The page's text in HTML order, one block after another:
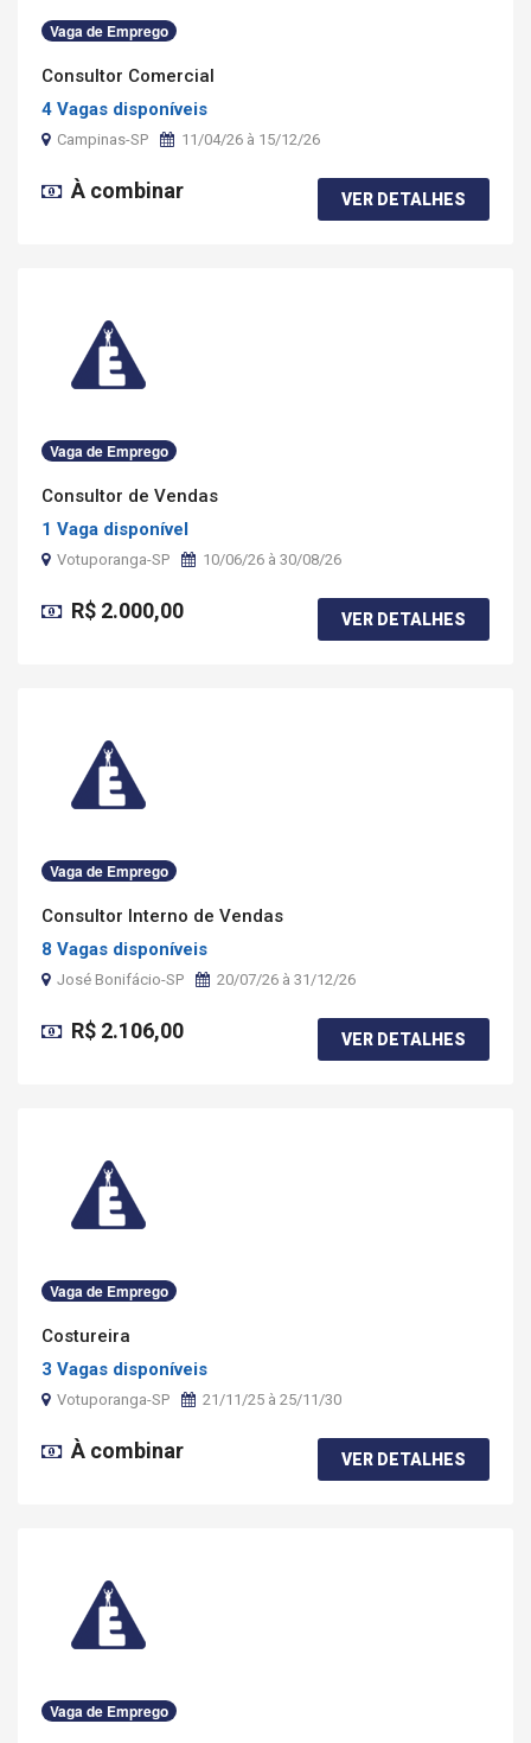
Vaga de Emprego
Consultor Comercial
4 Vagas disponíveis
Campinas-SP 11/04/26 à 15/12/26
À combinar VER DETALHES
Vaga de Emprego
Consultor de Vendas
1 Vaga disponível
Votuporanga-SP 10/06/26 à 30/08/26
R$ 2.000,00 VER DETALHES
Vaga de Emprego
Consultor Interno de Vendas
8 Vagas disponíveis
José Bonifácio-SP 20/07/26 à 31/12/26
R$ 2.106,00 VER DETALHES
Vaga de Emprego
Costureira
3 Vagas disponíveis
Votuporanga-SP 21/11/25 à 25/11/30
À combinar VER DETALHES
Vaga de Emprego